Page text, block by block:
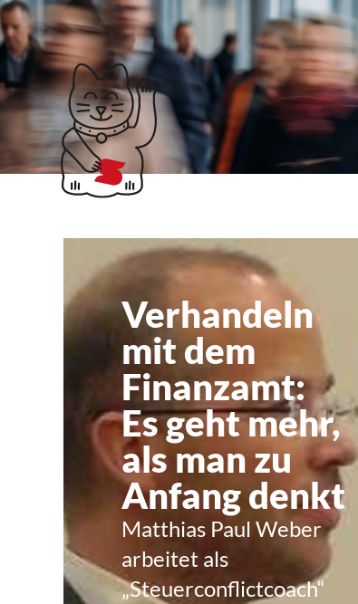
Streit
Verhandeln
mit dem
Finanzamt:
Es geht mehr,
als man zu
Anfang denkt
Matthias Paul Weber
arbeitet als
„Steuerconflictcoach“